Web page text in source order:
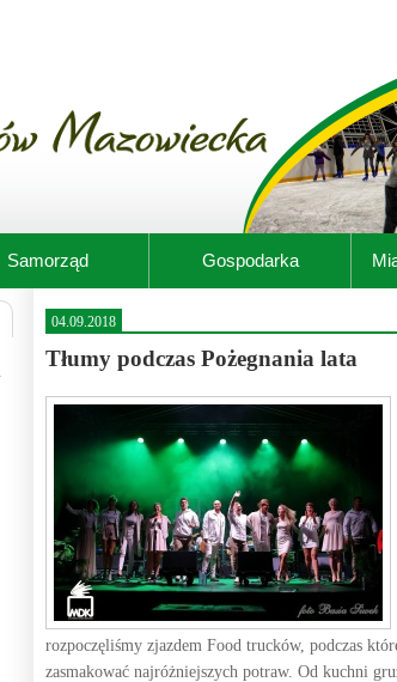
Samorząd Gospodarka
04.09.2018
Tłumy podczas Pożegnania lata
rozpoczęliśmy zjazdem Food trucków, podczas
zasmakować najróżniejszych potraw. Od kuchni